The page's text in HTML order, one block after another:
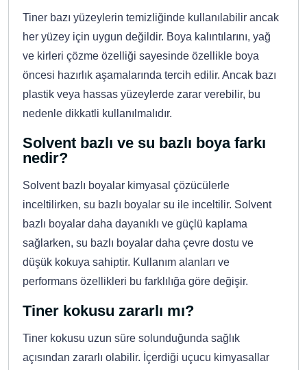
Tiner bazı yüzeylerin temizliğinde kullanılabilir ancak
her yüzey için uygun değildir. Boya kalıntılarını, yağ
ve kirleri çözme özelliği sayesinde özellikle boya
öncesi hazırlık aşamalarında tercih edilir. Ancak bazı
plastik veya hassas yüzeylerde zarar verebilir, bu
nedenle dikkatli kullanılmalıdır.
Solvent bazlı ve su bazlı boya farkı
nedir?
Solvent bazlı boyalar kimyasal çözücülerle
inceltilirken, su bazlı boyalar su ile inceltilir. Solvent
bazlı boyalar daha dayanıklı ve güçlü kaplama
sağlarken, su bazlı boyalar daha çevre dostu ve
düşük kokuya sahiptir. Kullanım alanları ve
performans özellikleri bu farklılığa göre değişir.
Tiner kokusu zararlı mı?
Tiner kokusu uzun süre solunduğunda sağlık
açısından zararlı olabilir. İçerdiği uçucu kimyasallar